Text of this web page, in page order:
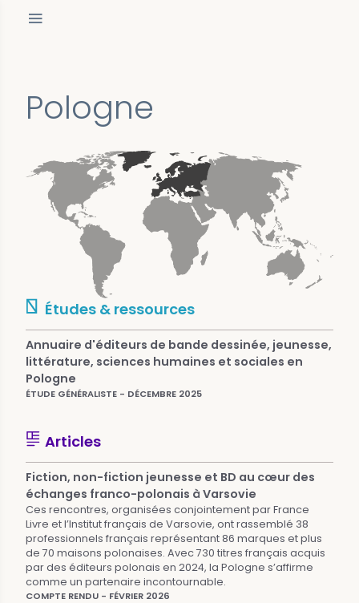
Pologne
Études & ressources
Annuaire d'éditeurs de bande dessinée, jeunesse,
littérature, sciences humaines et sociales en
Pologne
ÉTUDE GÉNÉRALISTE - DÉCEMBRE 2025
Articles
Fiction, non-fiction jeunesse et BD au cœur des
échanges franco-polonais à Varsovie
Ces rencontres, organisées conjointement par France
Livre et l’Institut français de Varsovie, ont rassemblé 38
professionnels français représentant 86 marques et plus
de 70 maisons polonaises. Avec 730 titres français acquis
par des éditeurs polonais en 2024, la Pologne s’affirme
comme un partenaire incontournable.
COMPTE RENDU - FÉVRIER 2026